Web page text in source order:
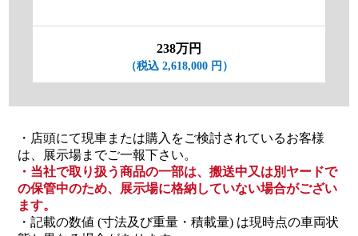
238万円
（税込 2,618,000 円）
・店頭にて現車または購入をご検討されているお客様
は、展示場までご一報下さい。
・当社で取り扱う商品の一部は、搬送中又は別ヤードで
の保管中のため、展示場に格納していない場合がござい
ます。
・記載の数値 (寸法及び重量・積載量) は現時点の車両状